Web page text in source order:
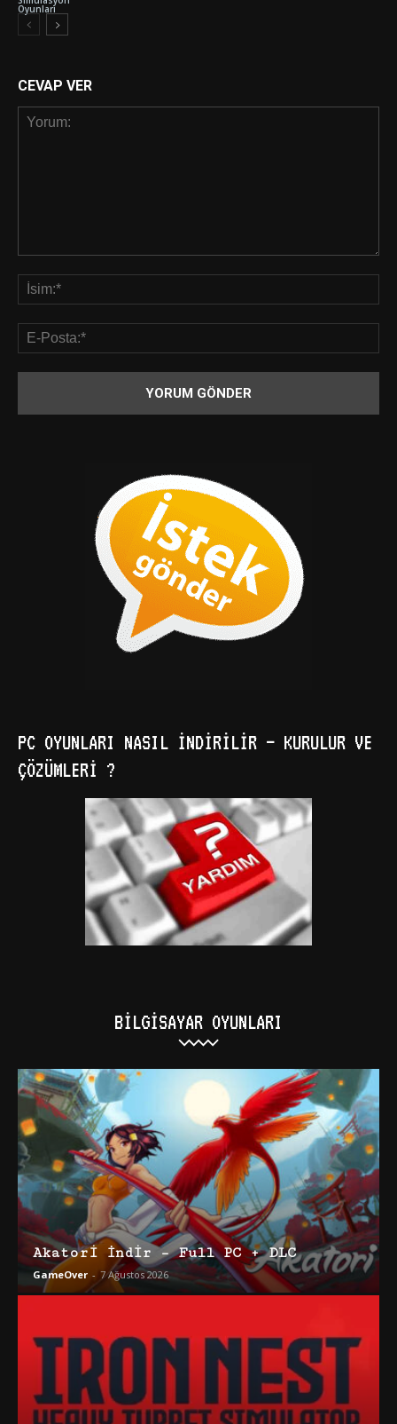
Oyunları
CEVAP VER
PC OYUNLARI NASIL İNDIRILIR – KURULUR VE
ÇÖZÜMLERI ?
BILGISAYAR OYUNLARI
Akatori İndir – Full PC + DLC
GameOver - 7 Ağustos 2026